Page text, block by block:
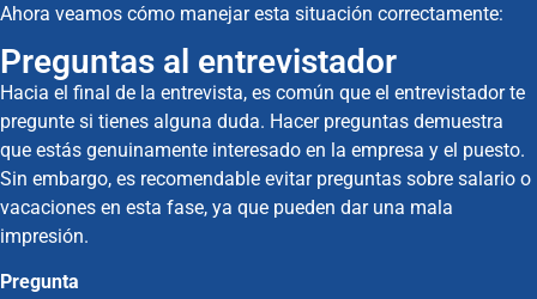
Ahora veamos cómo manejar esta situación correctamente:
Preguntas al entrevistador
Hacia el final de la entrevista, es común que el entrevistador te
pregunte si tienes alguna duda. Hacer preguntas demuestra
que estás genuinamente interesado en la empresa y el puesto.
Sin embargo, es recomendable evitar preguntas sobre salario o
vacaciones en esta fase, ya que pueden dar una mala
impresión.
Pregunta